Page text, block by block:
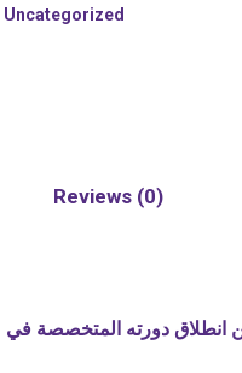
Uncategorized
Reviews (0)